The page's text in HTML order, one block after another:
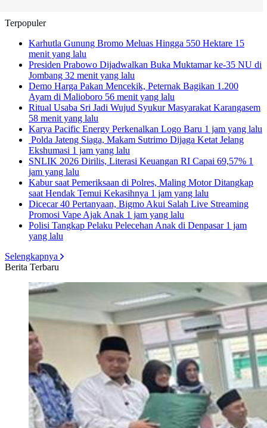
Terpopuler
Karhutla Gunung Bromo Meluas Hingga 550 Hektare 15
menit yang lalu
Presiden Prabowo Dijadwalkan Buka Muktamar ke-35 NU di
Jombang 32 menit yang lalu
Demo Harga Pakan Mencekik, Peternak Bagikan 1.200
Ayam di Malioboro 56 menit yang lalu
Ritual Usaba Sri Jadi Wujud Syukur Masyarakat Karangasem
58 menit yang lalu
Karya Pacific Energy Perkenalkan Logo Baru 1 jam yang lalu
Polda Jateng Siaga, Makam Sutrimo Dijaga Ketat Jelang
Ekshumasi 1 jam yang lalu
SNLIK 2026 Dirilis, Literasi Keuangan RI Capai 69,57% 1
jam yang lalu
Kabur saat Pemeriksaan di Polres, Maling Motor Ditangkap
saat Hendak Temui Kekasihnya 1 jam yang lalu
Dicecar 40 Pertanyaan, Bigmo Akui Salah Live Streaming
Promosi Vape Ajak Anak 1 jam yang lalu
Polisi Tangkap Pelaku Pelecehan Anak di Denpasar 1 jam
yang lalu
Selengkapnya
Berita Terbaru